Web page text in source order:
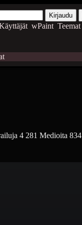
Kirjaudu
wPaint Teemat
4 281 Medioita 834